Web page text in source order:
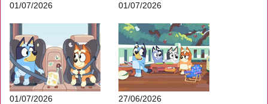
01/07/2026 01/07/2026
01/07/2026 27/06/2026